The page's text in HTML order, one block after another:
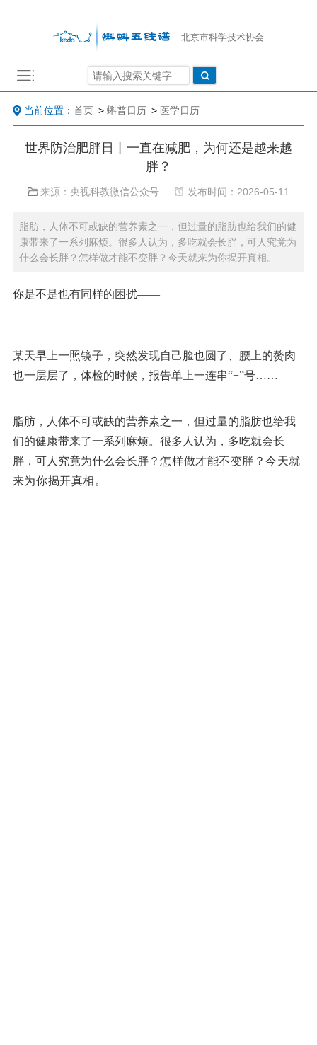
北京市科学技术协会
当前位置： 首页 > 蝌普日历 > 医学日历
世界防治肥胖日丨一直在减肥，为何还是越来越
胖？
来源：央视科教微信公众号 发布时间：2026-05-11
脂肪，人体不可或缺的营养素之一，但过量的脂肪也给我们的健
康带来了一系列麻烦。很多人认为，多吃就会长胖，可人究竟为
什么会长胖？怎样做才能不变胖？今天就来为你揭开真相。
你是不是也有同样的困扰——
某天早上一照镜子，突然发现自己脸也圆了、腰上的赘肉
也一层层了，体检的时候，报告单上一连串“+”号……
脂肪，人体不可或缺的营养素之一，但过量的脂肪也给我
们的健康带来了一系列麻烦。很多人认为，多吃就会长
胖，可人究竟为什么会长胖？怎样做才能不变胖？今天就
来为你揭开真相。